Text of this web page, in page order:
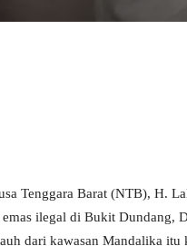
Tenggara Barat (NTB), H.
emas ilegal di Bukit
dari kawasan Mandalika